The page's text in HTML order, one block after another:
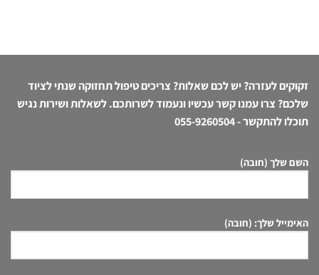
זקוקים לעזרה? יש לכם שאלות? צריכים טיפול תחזוקה שנתי לציוד
שלכם? צרו עמנו קשר עכשיו ונעמוד לשרותכם. לשאלות ושירות נגיש
תוכלו להתקשר -055-9260504
השם שלך (חובה)
האימייל שלך: (חובה)